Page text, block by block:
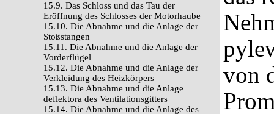
15.9. Das Schloss und das Tau der
Eröffnung des Schlosses der Motorhaube
15.10. Die Abnahme und die Anlage der
Stoßstangen
15.11. Die Abnahme und die Anlage der
Vorderflügel
15.12. Die Abnahme und die Anlage der
Verkleidung des Heizkörpers
15.13. Die Abnahme und die Anlage
deflektora des Ventilationsgitters
15.14. Die Abnahme und die Anlage des
von